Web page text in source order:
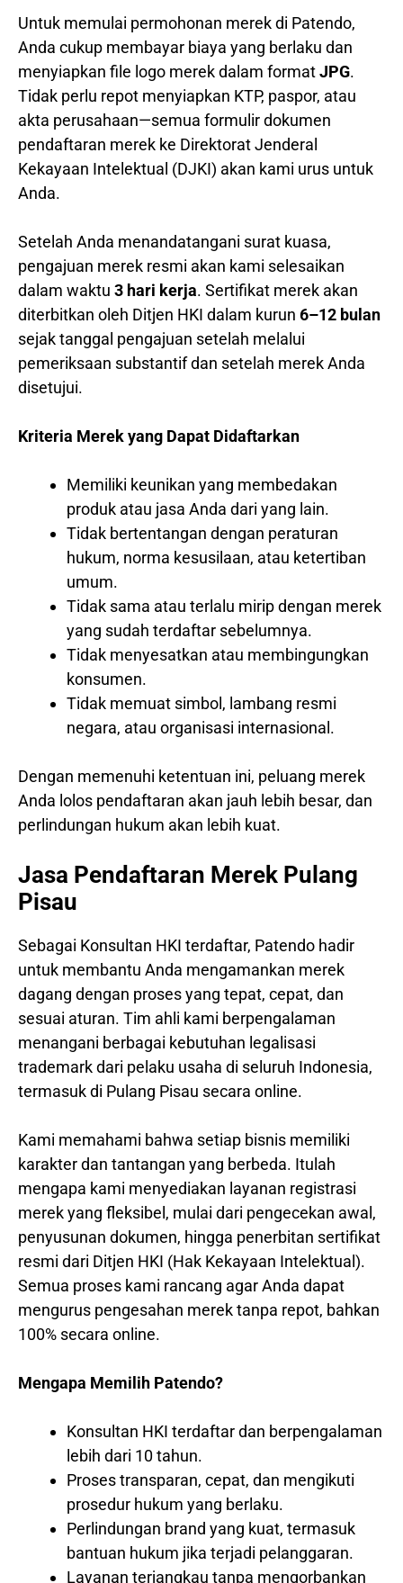
Untuk memulai permohonan merek di Patendo,
Anda cukup membayar biaya yang berlaku dan
menyiapkan file logo merek dalam formatJPG.
Tidak perlu repot menyiapkan KTP, paspor, atau
akta perusahaan—semua formulir dokumen
pendaftaran merek ke Direktorat Jenderal
Kekayaan Intelektual (DJKI) akan kami urus untuk
Anda.
Setelah Anda menandatangani surat kuasa,
pengajuan merek resmi akan kami selesaikan
dalam waktu 3 hari kerja. Sertifikat merek akan
diterbitkan oleh Ditjen HKI dalam kurun 6–12 bulan
sejak tanggal pengajuan setelah melalui
pemeriksaan substantif dan setelah merek Anda
disetujui.
Kriteria Merek yang Dapat Didaftarkan
Memiliki keunikan yang membedakan
produk atau jasa Anda dari yang lain.
Tidak bertentangan dengan peraturan
hukum, norma kesusilaan, atau ketertiban
umum.
Tidak sama atau terlalu mirip dengan merek
yang sudah terdaftar sebelumnya.
Tidak menyesatkan atau membingungkan
konsumen.
Tidak memuat simbol, lambang resmi
negara, atau organisasi internasional.
Dengan memenuhi ketentuan ini, peluang merek
Anda lolos pendaftaran akan jauh lebih besar, dan
perlindungan hukum akan lebih kuat.
Jasa Pendaftaran Merek Pulang
Pisau
Sebagai Konsultan HKI terdaftar, Patendo hadir
untuk membantu Anda mengamankan merek
dagang dengan proses yang tepat, cepat, dan
sesuai aturan. Tim ahli kami berpengalaman
menangani berbagai kebutuhan legalisasi
trademark dari pelaku usaha di seluruh Indonesia,
termasuk di Pulang Pisau secara online.
Kami memahami bahwa setiap bisnis memiliki
karakter dan tantangan yang berbeda. Itulah
mengapa kami menyediakan layanan registrasi
merek yang fleksibel, mulai dari pengecekan awal,
penyusunan dokumen, hingga penerbitan sertifikat
resmi dari Ditjen HKI (Hak Kekayaan Intelektual).
Semua proses kami rancang agar Anda dapat
mengurus pengesahan merek tanpa repot, bahkan
100% secara online.
Mengapa Memilih Patendo?
Konsultan HKI terdaftar dan berpengalaman
lebih dari 10 tahun.
Proses transparan, cepat, dan mengikuti
prosedur hukum yang berlaku.
Perlindungan brand yang kuat, termasuk
bantuan hukum jika terjadi pelanggaran.
Layanan terjangkau tanpa mengorbankan